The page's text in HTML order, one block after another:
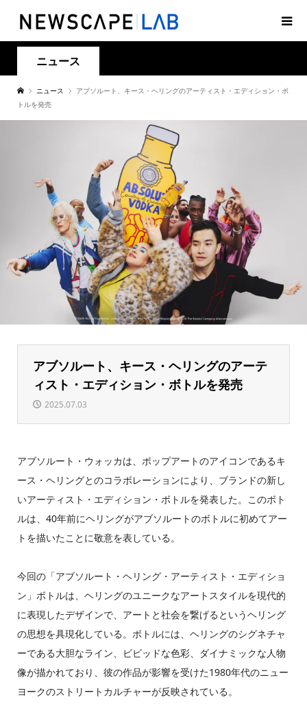
ニュース
ニュース
アブソルート、キース・ヘリングのアーティスト・エディション・ボ
トルを発売
アブソルート、キース・ヘリングのアーテ
ィスト・エディション・ボトルを発売
2025.07.03
アブソルート・ウォッカは、ポップアートのアイコンであるキ
ース・ヘリングとのコラボレーションにより、ブランドの新し
いアーティスト・エディション・ボトルを発表した。このボト
ルは、40年前にヘリングがアブソルートのボトルに初めてアー
トを描いたことに敬意を表している。
今回の「アブソルート・ヘリング・アーティスト・エディショ
ン」ボトルは、ヘリングのユニークなアートスタイルを現代的
に表現したデザインで、アートと社会を繋げるというヘリング
の思想を具現化している。ボトルには、ヘリングのシグネチャ
ーである大胆なライン、ビビッドな色彩、ダイナミックな人物
像が描かれており、彼の作品が影響を受けた1980年代のニュー
ヨークのストリートカルチャーが反映されている。